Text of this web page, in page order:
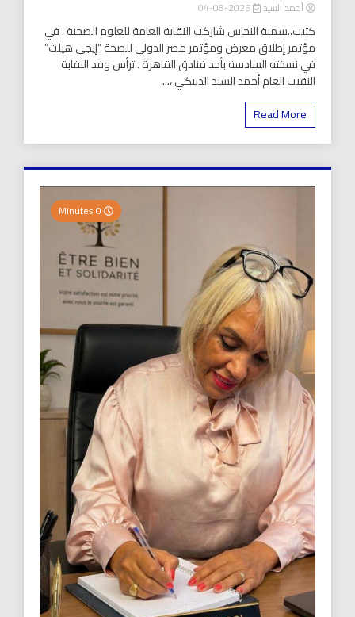
أحمد السيد 2026-08-04
كتبت..سمية النحاس شاركت النقابة العامة للعلوم الصحية ، في
مؤتمر إطلاق معرض ومؤتمر مصر الدولي للصحة “إيجي هيلث”
في نسخته السادسة بأحد فنادق القاهرة . ترأس وفد النقابة
النقيب العام أحمد السيد الدبيكي ،...
Read More